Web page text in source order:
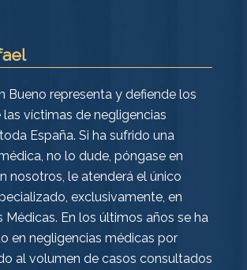
Bueno representa y defiende los
víctimas de negligencias
España. Si ha sufrido una
no lo dude, póngase en
nosotros, le atenderá el único
exclusivamente, en
Médicas. En los últimos años se ha
en negligencias médicas por
al volumen de casos consultados